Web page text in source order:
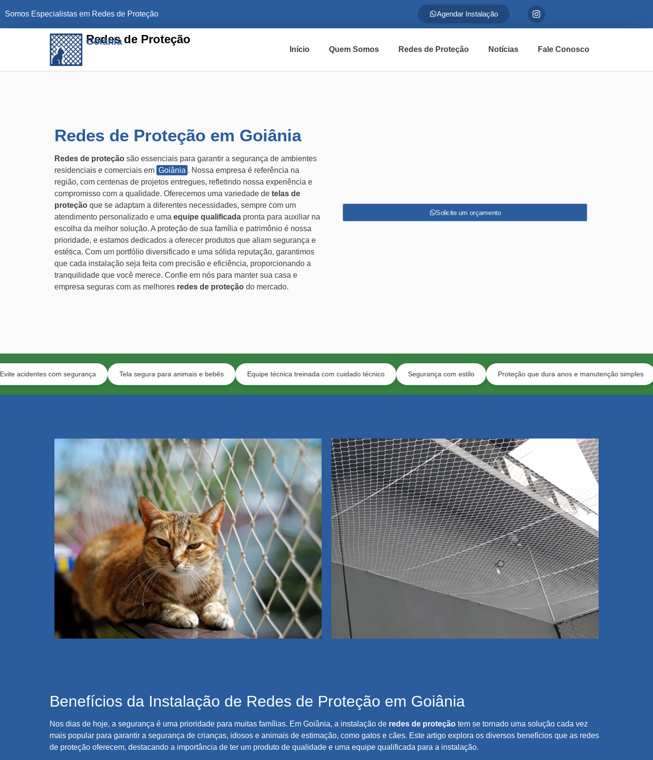
Somos Especialistas em Redes de Proteção Agendar Instalação
Redes de Proteção
Goiânia
Início Quem Somos Redes de Proteção Notícias Fale Conosco
Redes de Proteção em Goiânia
Redes de proteção são essenciais para garantir a segurança de ambientes
residenciais e comerciais em Goiânia . Nossa empresa é referência na
região, com centenas de projetos entregues, refletindo nossa experiência e
compromisso com a qualidade. Oferecemos uma variedade de telas de
proteção que se adaptam a diferentes necessidades, sempre com um
atendimento personalizado e uma equipe qualificada pronta para auxiliar na
escolha da melhor solução. A proteção de sua família e patrimônio é nossa
prioridade, e estamos dedicados a oferecer produtos que aliam segurança e
estética. Com um portfólio diversificado e uma sólida reputação, garantimos
que cada instalação seja feita com precisão e eficiência, proporcionando a
tranquilidade que você merece. Confie em nós para manter sua casa e
empresa seguras com as melhores redes de proteção do mercado.
Solicite um orçamento
com segurança Tela segura para animais e bebês Equipe técnica treinada com cuidado técnico Segurança com estilo Proteção que dura anos e manutenção simples
Benefícios da Instalação de Redes de Proteção em Goiânia
Nos dias de hoje, a segurança é uma prioridade para muitas famílias. Em Goiânia, a instalação de redes de proteção tem se tornado uma solução cada vez
mais popular para garantir a segurança de crianças, idosos e animais de estimação, como gatos e cães. Este artigo explora os diversos benefícios que as redes
de proteção oferecem, destacando a importância de ter um produto de qualidade e uma equipe qualificada para a instalação.